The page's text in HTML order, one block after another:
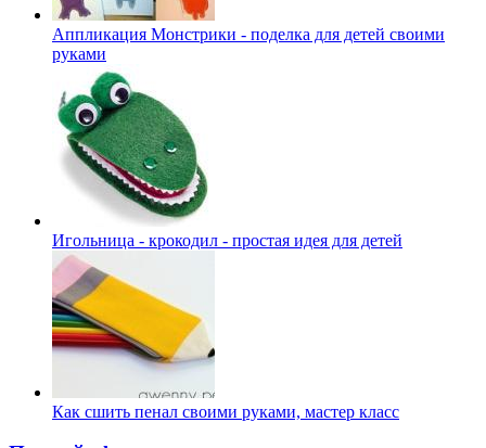
Аппликация Монстрики - поделка для детей своими
руками
Игольница - крокодил - простая идея для детей
Как сшить пенал своими руками, мастер класс